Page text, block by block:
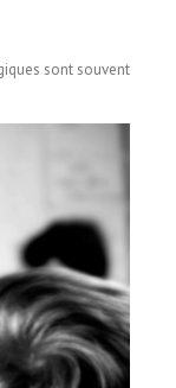
sont souvent